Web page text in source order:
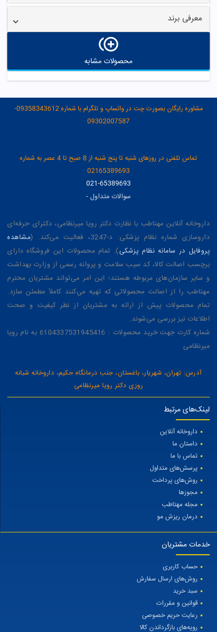
معرفی برند
محصولات مشابه
مشاوره رایگان بصورت چت در واتساپ و تلگرام با شماره 09358343612-
09302007587
تماس تلفنی در روزهای شنبه تا پنج شنبه از 8 صبح تا 4 عصر به شماره
02165389693
021-65389693
سوالات متداول-
داروخانه آنلاین مهتاطب با نظارت دکتر رویا میرنظامی، دکترای حرفه‌ای
داروسازی شماره نظام پزشکی: د-3247، فعالیت می‌کند. (
مشاهده
پروفایل در سامانه نظام پزشکی). تمام محصولات این فروشگاه دارای
برچسب اصالت کالا، کد سیب سلامت و پروانه رسمی از وزارت بهداشت
و سایر سازمان‌های مربوطه هستند؛ این امر می‌تواند مشتریان محترم
مهتاطب را از اصالت محصولاتی که تهیه می‌کنند کاملاً مطمئن سازد.
تمام محصولات پیش از ارائه به مشتریان از نظر کیفیت و صحت
اطلاعات نیز بررسی می‌شوند.
شماره کارت جهت خرید محصولات : 6104337531945416 به نام رویا
میرنظامی
آدرس: تهران، شهریار، باغستان، جنب درمانگاه حکیم، داروخانه شبانه
روزی دکتر رویا میرنظامی
لینک‌های مرتبط
داروخانه آنلاین
داستان ما
تماس با ما
پرسش‌های متداول
روش‌های پرداخت
مجوزها
مجله مهتاطب
درمان ریزش مو
خدمات مشتریان
حساب کاربری
روش‌های ارسال سفارش
سبد خرید
قوانین و مقررات
رعایت حریم خصوصی
رویه‌های بازگرداندن کالا